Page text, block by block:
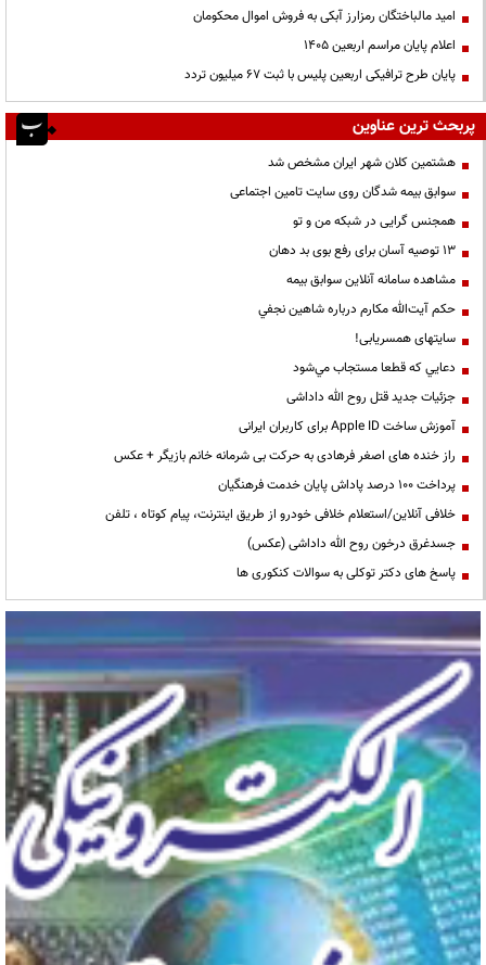
امید مالباختگان رمزارز آبکی به فروش اموال محکومان
اعلام پایان مراسم اربعین ۱۴۰۵
پایان طرح ترافیکی اربعین پلیس با ثبت ۶۷ میلیون تردد
پربحث ترین عناوین
هشتمین کلان شهر ایران مشخص شد
سوابق بیمه شدگان روی سایت تامین اجتماعی
همجنس گرایی در شبکه من و تو
13 توصیه آسان برای رفع بوی بد دهان
مشاهده سامانه آنلاين سوابق بیمه
حكم آيت‌الله مكارم درباره شاهين نجفي
سایتهای همسریابی!
دعايي كه قطعا مستجاب مي‌شود
جزئیات جدید قتل روح الله داداشی
آموزش ساخت Apple ID برای کاربران ایرانی
راز خنده های اصغر فرهادی به حرکت بی شرمانه خانم بازیگر + عکس
پرداخت ۱۰۰ درصد پاداش پایان خدمت فرهنگیان
خلافی آنلاین/استعلام خلافی خودرو از طریق اینترنت، پیام کوتاه ، تلفن
جسدغرق درخون روح الله داداشی (عکس)
پاسخ های دکتر توکلی به سوالات کنکوری ها